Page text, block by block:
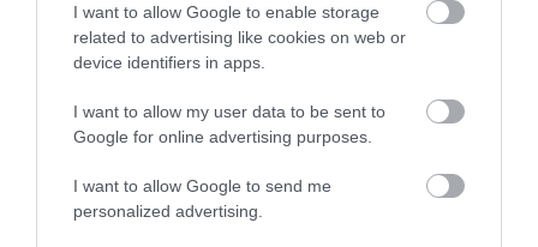
I want to allow Google to enable storage
related to advertising like cookies on web or
device identifiers in apps.
I want to allow my user data to be sent to
Google for online advertising purposes.
I want to allow Google to send me
personalized advertising.